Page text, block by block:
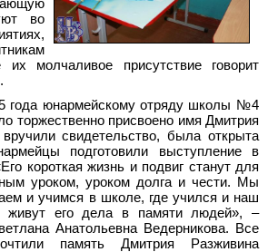
во
молчаливое присутствие говорит
года юнармейскому отряду школы №4
торжественно присвоено имя Дмитрия
свидетельство, была открыта
подготовили выступление в
короткая жизнь и подвиг станут для
уроком, уроком долга и чести. Мы
и учимся в школе, где учился и наш
живут его дела в памяти людей», –
Анатольевна Ведерникова. Все
память Дмитрия Разживина